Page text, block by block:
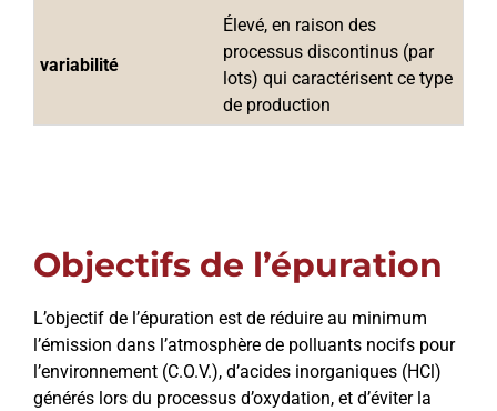
variabilité
Élevé, en raison des
processus discontinus (par
lots) qui caractérisent ce type
de production
Objectifs de l’épuration
L’objectif de l’épuration est de réduire au minimum
l’émission dans l’atmosphère de polluants nocifs pour
l’environnement (C.O.V.), d’acides inorganiques (HCl)
générés lors du processus d’oxydation, et d’éviter la